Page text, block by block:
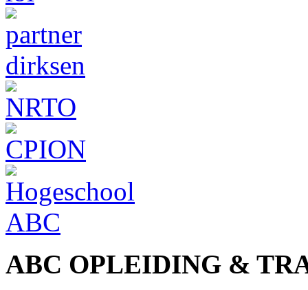
ABC OPLEIDING &